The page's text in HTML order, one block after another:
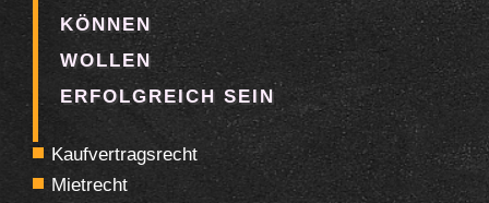
KÖNNEN
WOLLEN
ERFOLGREICH SEIN
Kaufvertragsrecht
Mietrecht